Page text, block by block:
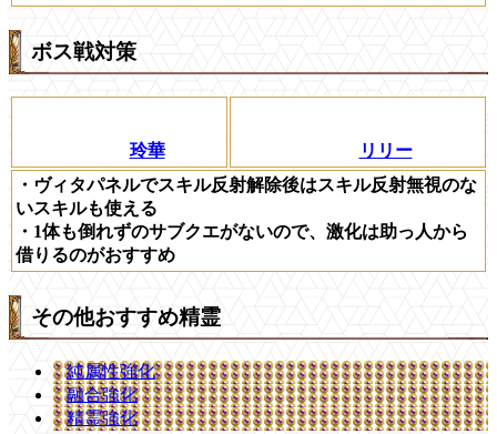
ボス戦対策
玲華
リリー
・ヴィタパネルでスキル反射解除後はスキル反射無視のな
いスキルも使える
・1体も倒れずのサブクエがないので、激化は助っ人から
借りるのがおすすめ
その他おすすめ精霊
純属性強化
融合強化
精霊強化